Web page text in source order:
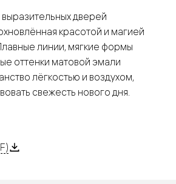
дверей
красотой и магией
линии, мягкие формы
оттенки матовой эмали
лёгкостью и воздухом,
свежесть нового дня.